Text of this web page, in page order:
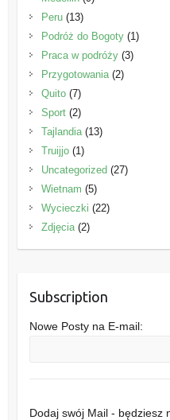
Peru(13)
Podróż do Bogoty(1)
Praca w podróży(3)
Przygotowania(2)
Quito(7)
Sport(2)
Tajlandia(13)
Truijjo(1)
Uncategorized(27)
Wietnam (5)
Wycieczki (22)
Zdjęcia(2)
Subscription
Nowe Posty na E-mail:
Dodaj swój Mail - będziesz